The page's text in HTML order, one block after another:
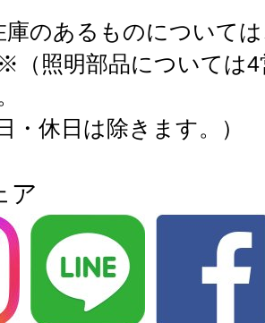
庫のあるものについて
（照明部品については4
休日は除きます。）
ア